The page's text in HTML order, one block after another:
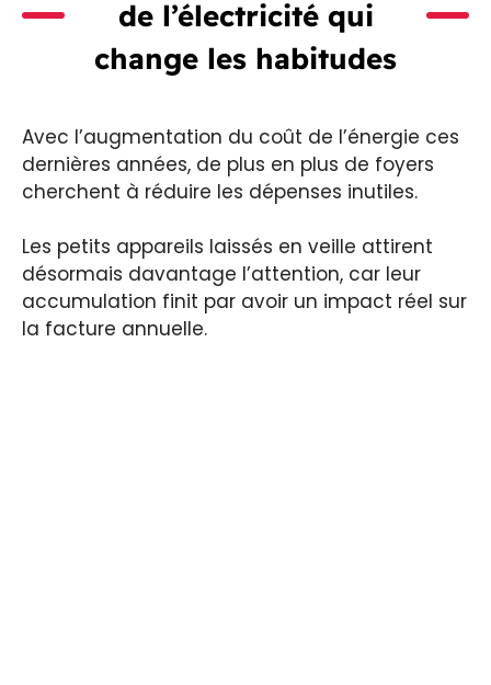
de l’électricité qui
change les habitudes
Avec l’augmentation du coût de l’énergie ces
dernières années, de plus en plus de foyers
cherchent à réduire les dépenses inutiles.
Les petits appareils laissés en veille attirent
désormais davantage l’attention, car leur
accumulation finit par avoir un impact réel sur
la facture annuelle.